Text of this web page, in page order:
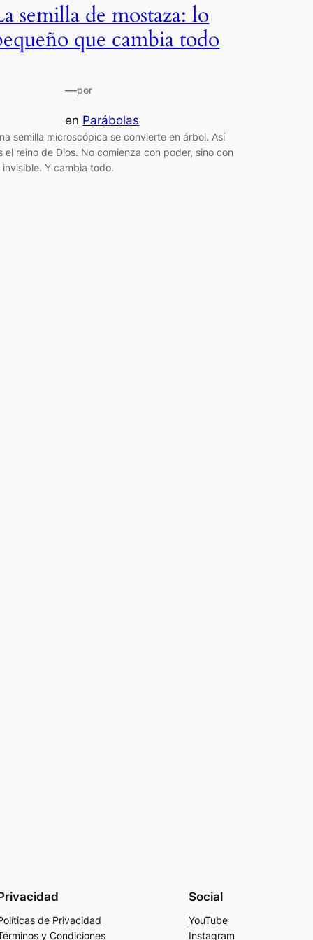
semilla de mostaza: lo
que cambia todo
—por
en Parábolas
semilla microscópica se convierte en árbol. Así
el reino de Dios. No comienza con poder, sino con
invisible. Y cambia todo.
de Privacidad
y Condiciones
Social
YouTube
Instagram